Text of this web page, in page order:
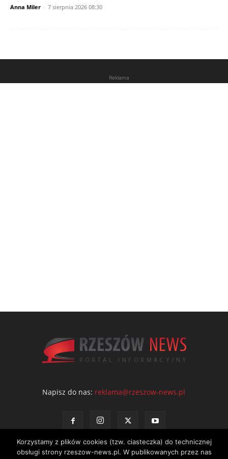
Anna Miler - 7 sierpnia 2026 08:30
Reklama
Napisz do nas: reklama@rzeszow-news.pl
Korzystamy z plików cookies (tzw. ciasteczka) do technicznej
obsługi strony rzeszow-news.pl. W publikowanych przez nas